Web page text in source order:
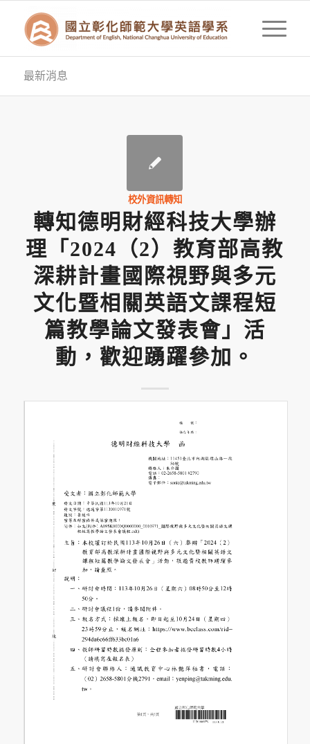
最新消息
校外資訊轉知
轉知德明財經科技大學辦
理「2024（2）教育部高教
深耕計畫國際視野與多元
文化暨相關英語文課程短
篇教學論文發表會」活
動，歡迎踴躍參加。